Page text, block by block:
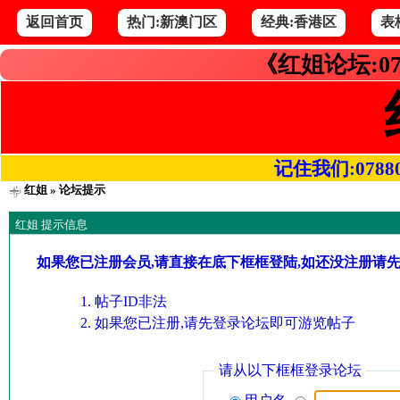
返回首页 热门:新澳门区 经典:香港区 表
《红姐论坛
记住我们
红姐» 论坛提示
红姐 提示信息
如果您已注册会员,请直接在底下框框登陆,如还没注册请
帖子ID非法
如果您已注册,请先登录论坛即可游览帖子
请从以下框框登录论坛